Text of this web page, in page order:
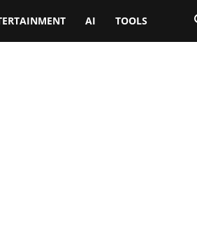
AI TOOLS